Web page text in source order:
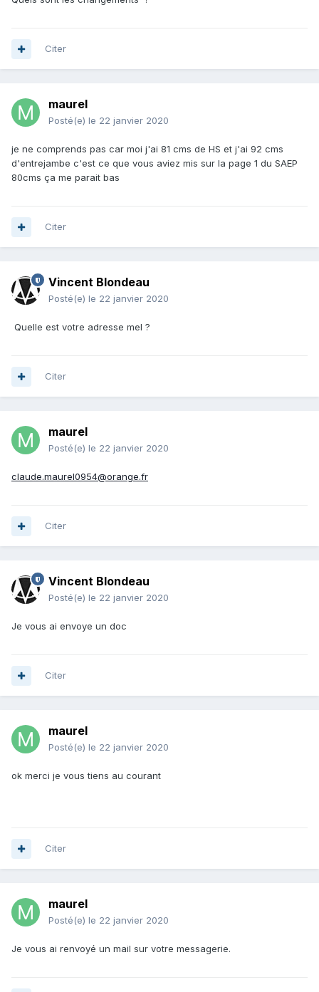
Citer
maurel
Posté(e) le 22 janvier 2020
je ne comprends pas car moi j'ai 81 cms de HS et j'ai 92 cms
d'entrejambe c'est ce que vous aviez mis sur la page 1 du SAEP
80cms ça me parait bas
Citer
Vincent Blondeau
Posté(e) le 22 janvier 2020
Quelle est votre adresse mel ?
Citer
maurel
Posté(e) le 22 janvier 2020
claude.maurel0954@orange.fr
Citer
Vincent Blondeau
Posté(e) le 22 janvier 2020
Je vous ai envoye un doc
Citer
maurel
Posté(e) le 22 janvier 2020
ok merci je vous tiens au courant
Citer
maurel
Posté(e) le 22 janvier 2020
Je vous ai renvoyé un mail sur votre messagerie.